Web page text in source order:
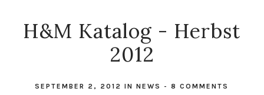
H&M Katalog - Herbst
2012
SEPTEMBER 2, 2012INNEWS -8 COMMENTS